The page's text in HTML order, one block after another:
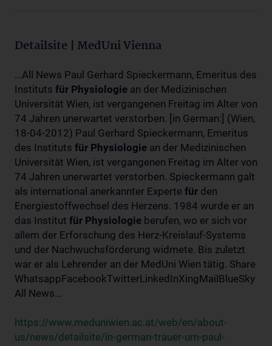
Detailsite | MedUni Vienna
...All News Paul Gerhard Spieckermann, Emeritus des
Instituts für Physiologie an der Medizinischen
Universität Wien, ist vergangenen Freitag im Alter von
74 Jahren unerwartet verstorben. [in German:] (Wien,
18-04-2012) Paul Gerhard Spieckermann, Emeritus
des Instituts für Physiologie an der Medizinischen
Universität Wien, ist vergangenen Freitag im Alter von
74 Jahren unerwartet verstorben. Spieckermann galt
als international anerkannter Experte für den
Energiestoffwechsel des Herzens. 1984 wurde er an
das Institut für Physiologie berufen, wo er sich vor
allem der Erforschung des Herz-Kreislauf-Systems
und der Nachwuchsförderung widmete. Bis zuletzt
war er als Lehrender an der MedUni Wien tätig. Share
WhatsappFacebookTwitterLinkedInXingMailBlueSky
All News...
https://www.meduniwien.ac.at/web/en/about-
us/news/detailsite/in-german-trauer-um-paul-